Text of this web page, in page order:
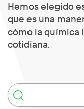
Hemos elegido
que es una
cómo la química
cotidiana.